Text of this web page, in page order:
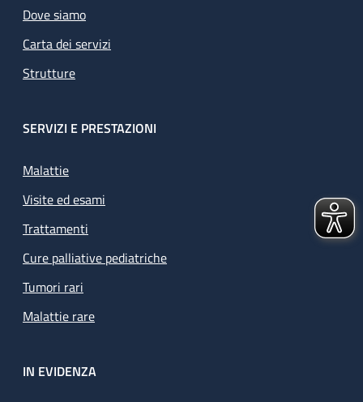
Dove siamo
Carta dei servizi
Strutture
SERVIZI E PRESTAZIONI
Malattie
Visite ed esami
Trattamenti
Cure palliative pediatriche
Tumori rari
Malattie rare
IN EVIDENZA